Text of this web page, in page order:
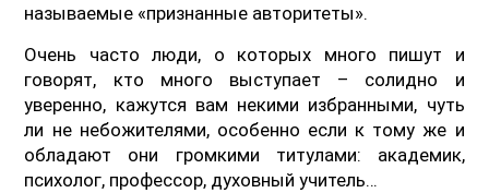
называемые «признанные авторитеты».
Очень часто люди, о которых много пишут и
говорят, кто много выступает – солидно и
уверенно, кажутся вам некими избранными, чуть
ли не небожителями, особенно если к тому же и
обладают они громкими титулами: академик,
психолог, профессор, духовный учитель…